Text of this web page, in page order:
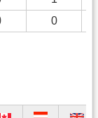
0